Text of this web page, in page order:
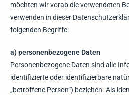
möchten wir vorab die verwendeten
verwenden in dieser
folgenden Begriffe:
a) personenbezogene Daten
Personenbezogene Daten sind alle
identifizierte oder identifizierbare
„betroffene Person“) beziehen. Als